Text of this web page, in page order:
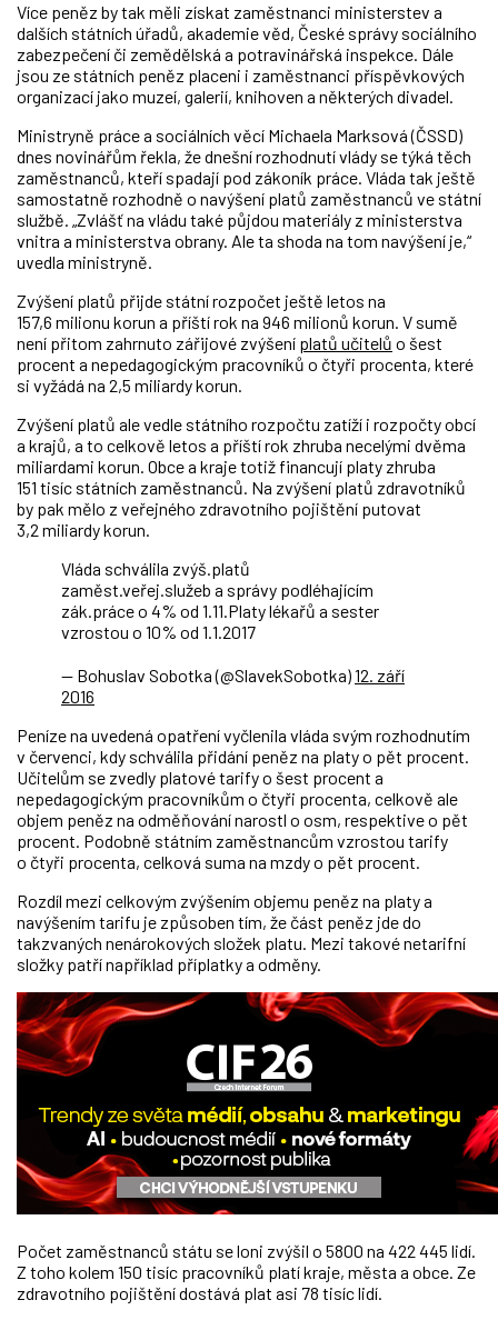
Více peněz by tak měli získat zaměstnanci ministerstev a
dalších státních úřadů, akademie věd, České správy sociálního
zabezpečení či zemědělská a potravinářská inspekce. Dále
jsou ze státních peněz placeni i zaměstnanci příspěvkových
organizací jako muzeí, galerií, knihoven a některých divadel.
Ministryně práce a sociálních věcí Michaela Marksová (ČSSD)
dnes novinářům řekla, že dnešní rozhodnutí vlády se týká těch
zaměstnanců, kteří spadají pod zákoník práce. Vláda tak ještě
samostatně rozhodně o navýšení platů zaměstnanců ve státní
službě. „Zvlášť na vládu také půjdou materiály z ministerstva
vnitra a ministerstva obrany. Ale ta shoda na tom navýšení je,“
uvedla ministryně.
Zvýšení platů přijde státní rozpočet ještě letos na
157,6 milionu korun a příští rok na 946 milionů korun. V sumě
není přitom zahrnuto zářijové zvýšení platů učitelů o šest
procent a nepedagogickým pracovníků o čtyři procenta, které
si vyžádá na 2,5 miliardy korun.
Zvýšení platů ale vedle státního rozpočtu zatíží i rozpočty obcí
a krajů, a to celkově letos a příští rok zhruba necelými dvěma
miliardami korun. Obce a kraje totiž financují platy zhruba
151 tisíc státních zaměstnanců. Na zvýšení platů zdravotníků
by pak mělo z veřejného zdravotního pojištění putovat
3,2 miliardy korun.
Vláda schválila zvýš.platů
zaměst.veřej.služeb a správy podléhajícím
zák.práce o 4% od 1.11.Platy lékařů a sester
vzrostou o 10% od 1.1.2017
— Bohuslav Sobotka (@SlavekSobotka)12. září
2016
Peníze na uvedená opatření vyčlenila vláda svým rozhodnutím
v červenci, kdy schválila přidání peněz na platy o pět procent.
Učitelům se zvedly platové tarify o šest procent a
nepedagogickým pracovníkům o čtyři procenta, celkově ale
objem peněz na odměňování narostl o osm, respektive o pět
procent. Podobně státním zaměstnancům vzrostou tarify
o čtyři procenta, celková suma na mzdy o pět procent.
Rozdíl mezi celkovým zvýšením objemu peněz na platy a
navýšením tarifu je způsoben tím, že část peněz jde do
takzvaných nenárokových složek platu. Mezi takové netarifní
složky patří například příplatky a odměny.
Počet zaměstnanců státu se loni zvýšil o 5800 na 422 445 lidí.
Z toho kolem 150 tisíc pracovníků platí kraje, města a obce. Ze
zdravotního pojištění dostává plat asi 78 tisíc lidí.